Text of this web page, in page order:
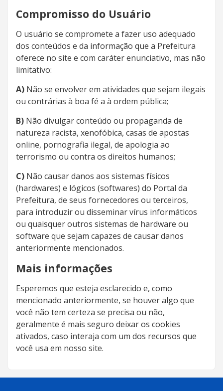
Compromisso do Usuário
O usuário se compromete a fazer uso adequado
dos conteúdos e da informação que a Prefeitura
oferece no site e com caráter enunciativo, mas não
limitativo:
A) Não se envolver em atividades que sejam ilegais
ou contrárias à boa fé a à ordem pública;
B) Não divulgar conteúdo ou propaganda de
natureza racista, xenofóbica, casas de apostas
online, pornografia ilegal, de apologia ao
terrorismo ou contra os direitos humanos;
C) Não causar danos aos sistemas físicos
(hardwares) e lógicos (softwares) do Portal da
Prefeitura, de seus fornecedores ou terceiros,
para introduzir ou disseminar vírus informáticos
ou quaisquer outros sistemas de hardware ou
software que sejam capazes de causar danos
anteriormente mencionados.
Mais informações
Esperemos que esteja esclarecido e, como
mencionado anteriormente, se houver algo que
você não tem certeza se precisa ou não,
geralmente é mais seguro deixar os cookies
ativados, caso interaja com um dos recursos que
você usa em nosso site.